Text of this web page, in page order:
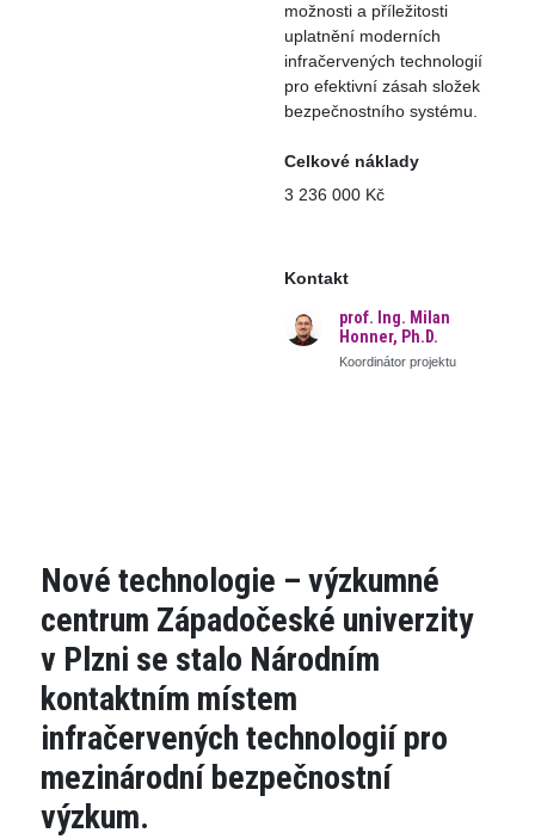
možnosti a příležitosti
uplatnění moderních
infračervených technologií
pro efektivní zásah složek
bezpečnostního systému.
Celkové náklady
3 236 000 Kč
Kontakt
prof. Ing. Milan
Honner, Ph.D.
Koordinátor projektu
Nové technologie – výzkumné
centrum Západočeské univerzity
v Plzni se stalo Národním
kontaktním místem
infračervených technologií pro
mezinárodní bezpečnostní
výzkum.